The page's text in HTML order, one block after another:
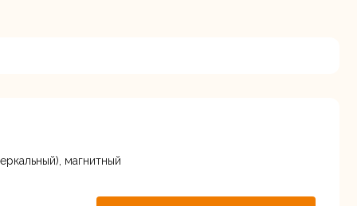
Дисковые пилы
магнитный
Забыли пароль?